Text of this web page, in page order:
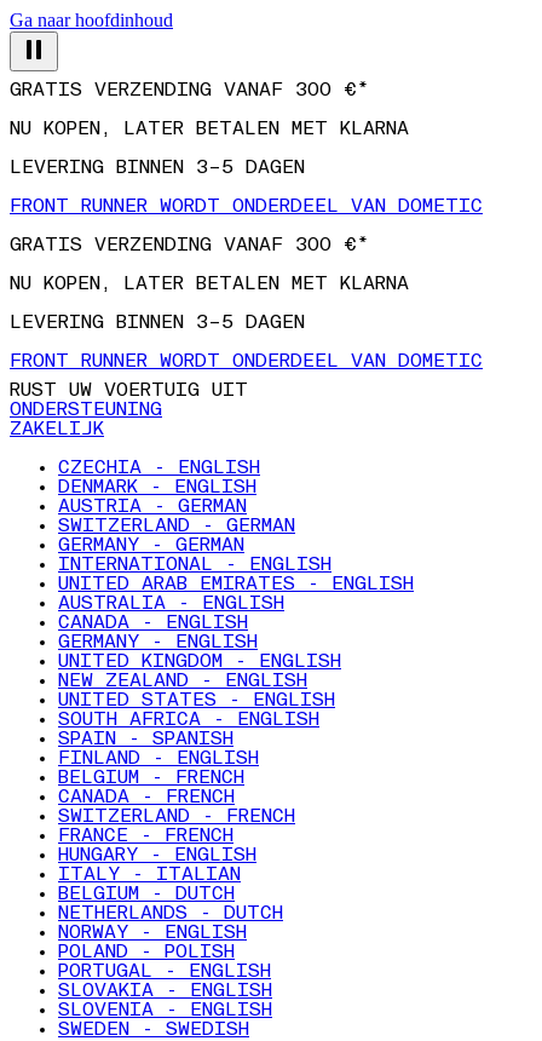
Ga naar hoofdinhoud
GRATIS VERZENDING VANAF 300 €*
NU KOPEN, LATER BETALEN MET KLARNA
LEVERING BINNEN 3–5 DAGEN
FRONT RUNNER WORDT ONDERDEEL VAN DOMETIC
GRATIS VERZENDING VANAF 300 €*
NU KOPEN, LATER BETALEN MET KLARNA
LEVERING BINNEN 3–5 DAGEN
FRONT RUNNER WORDT ONDERDEEL VAN DOMETIC
RUST UW VOERTUIG UIT
ONDERSTEUNING
ZAKELIJK
CZECHIA - ENGLISH
DENMARK - ENGLISH
AUSTRIA - GERMAN
SWITZERLAND - GERMAN
GERMANY - GERMAN
INTERNATIONAL - ENGLISH
UNITED ARAB EMIRATES - ENGLISH
AUSTRALIA - ENGLISH
CANADA - ENGLISH
GERMANY - ENGLISH
UNITED KINGDOM - ENGLISH
NEW ZEALAND - ENGLISH
UNITED STATES - ENGLISH
SOUTH AFRICA - ENGLISH
SPAIN - SPANISH
FINLAND - ENGLISH
BELGIUM - FRENCH
CANADA - FRENCH
SWITZERLAND - FRENCH
FRANCE - FRENCH
HUNGARY - ENGLISH
ITALY - ITALIAN
BELGIUM - DUTCH
NETHERLANDS - DUTCH
NORWAY - ENGLISH
POLAND - POLISH
PORTUGAL - ENGLISH
SLOVAKIA - ENGLISH
SLOVENIA - ENGLISH
SWEDEN - SWEDISH